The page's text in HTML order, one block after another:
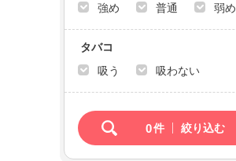
強め
普通 弱め
タバコ
吸う
吸わない
0件 絞り込む